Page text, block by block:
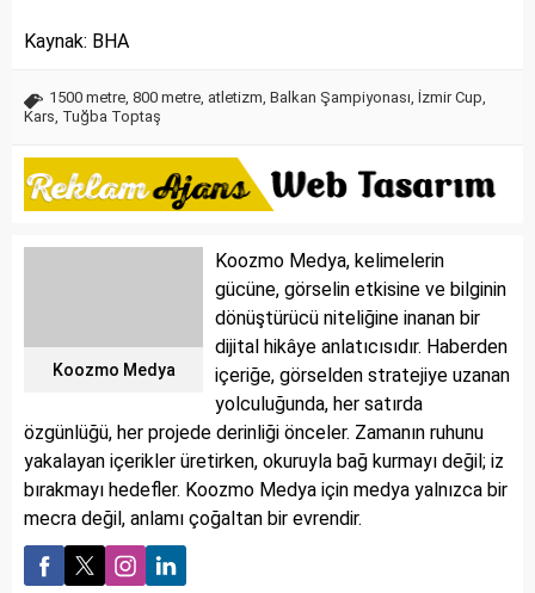
Kaynak: BHA
1500 metre, 800 metre, atletizm, Balkan Şampiyonası, İzmir Cup,
Kars, Tuğba Toptaş
Koozmo Medya
Koozmo Medya, kelimelerin
gücüne, görselin etkisine ve bilginin
dönüştürücü niteliğine inanan bir
dijital hikâye anlatıcısıdır. Haberden
içeriğe, görselden stratejiye uzanan
yolculuğunda, her satırda
özgünlüğü, her projede derinliği önceler. Zamanın ruhunu
yakalayan içerikler üretirken, okuruyla bağ kurmayı değil; iz
bırakmayı hedefler. Koozmo Medya için medya yalnızca bir
mecra değil, anlamı çoğaltan bir evrendir.